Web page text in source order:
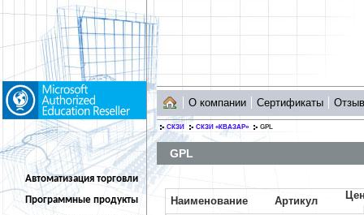
Автоматизация торговли
Программные продукты
О компании Сертификаты
СКЗИ СКЗИ «КВАЗАР» GPL
GPL
Наименование Артикул